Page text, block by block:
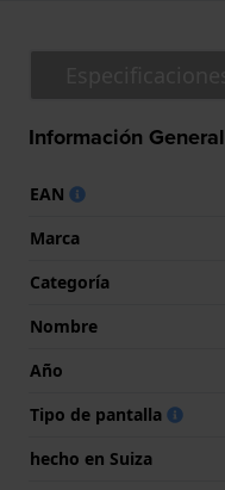
Información General
EAN
Marca
Categoría
Nombre
Año
Tipo de pantalla
hecho en Suiza